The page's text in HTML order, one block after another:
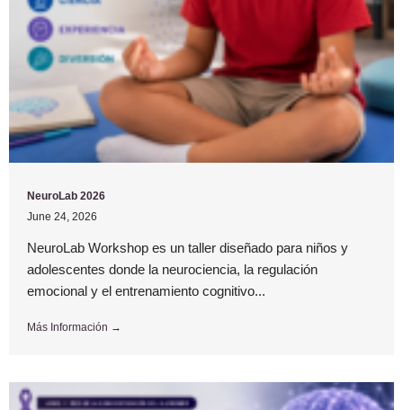
NeuroLab 2026
June 24, 2026
NeuroLab Workshop es un taller diseñado para niños y
adolescentes donde la neurociencia, la regulación
emocional y el entrenamiento cognitivo...
Más Información →